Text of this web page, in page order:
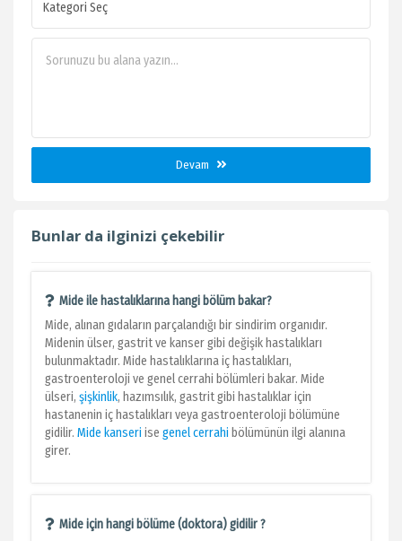
Devam
Bunlar da ilginizi çekebilir
Mide ile hastalıklarına hangi bölüm bakar?
Mide, alınan gıdaların parçalandığı bir sindirim organıdır.
Midenin ülser, gastrit ve kanser gibi değişik hastalıkları
bulunmaktadır. Mide hastalıklarına iç hastalıkları,
gastroenteroloji ve genel cerrahi bölümleri bakar. Mide
ülseri, şişkinlik, hazımsılık, gastrit gibi hastalıklar için
hastanenin iç hastalıkları veya gastroenteroloji bölümüne
gidilir. Mide kanseri ise genel cerrahi bölümünün ilgi alanına
girer.
Mide için hangi bölüme (doktora) gidilir ?